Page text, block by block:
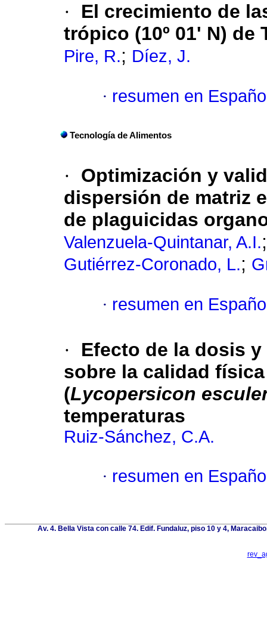
·
El crecimiento de
trópico (10º 01' N) de
Pire, R.; Díez, J.
· resumen en
Tecnología de Alimentos
·
Optimización y
dispersión de matriz
de plaguicidas
Valenzuela-Quintanar, A.I.
Gutiérrez-Coronado, L.;
· resumen en
·
Efecto de la dosis
sobre la calidad
(Lycopersicon
temperaturas
Ruiz-Sánchez, C.A.
· resumen en
Av. 4. Bella Vista con calle 74. Edif. Fundaluz, piso 10 y 4,